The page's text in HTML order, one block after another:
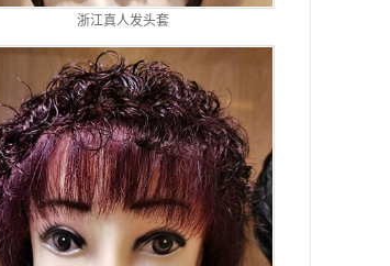
浙江真人发头套